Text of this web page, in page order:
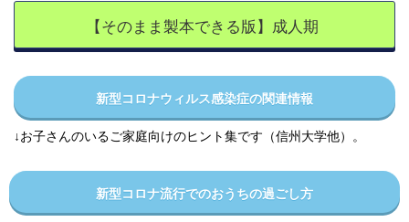
【そのまま製本できる版】成人期
新型コロナウィルス感染症の関連情報
↓お子さんのいるご家庭向けのヒント集です（信州大学他）。
新型コロナ流行でのおうちの過ごし方